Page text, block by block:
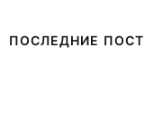
ПОСЛЕДНИЕ